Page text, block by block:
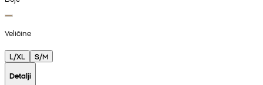
Veličine
L/XL
S/M
Detalji